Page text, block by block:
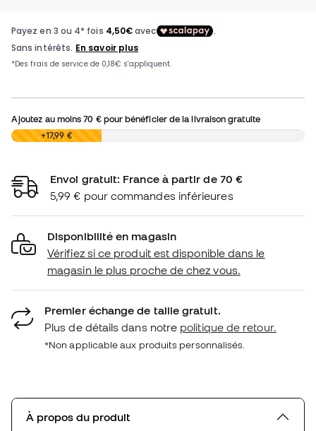
Ajoutez au moins70 €pour bénéficier de la livraison gratuite
0,00 € +17,99 €
Envoi gratuit: France à partir de 70 €
5,99 € pour commandes inférieures
Disponibilité en magasin
Vérifiez si ce produit est disponible dans le
magasin le plus proche de chez vous.
Premier échange de taille gratuit.
Plus de détails dans notre politique de retour.
*Non applicable aux produits personnalisés.
À propos du produit